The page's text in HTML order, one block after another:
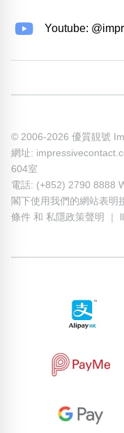
Youtube:
© 2006-2026 優質靚號
網址:
604室
電話: (+852) 2790 8888
閣下使用我們的網站表明
條件 和 私隱政策聲明